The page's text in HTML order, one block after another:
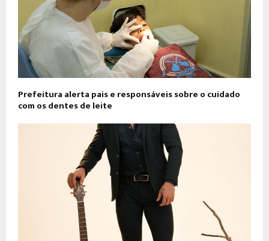
Prefeitura alerta pais e responsáveis sobre o cuidado
com os dentes de leite